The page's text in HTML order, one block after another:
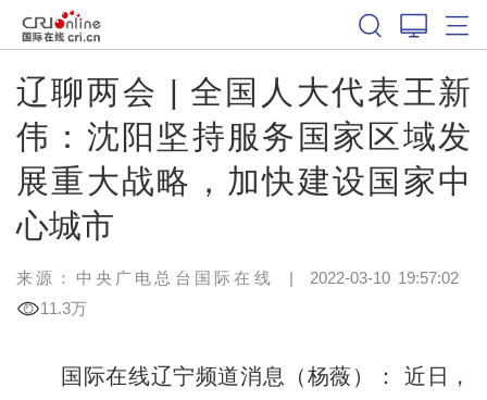
辽聊两会 | 全国人大代表王新
伟：沈阳坚持服务国家区域发
展重大战略，加快建设国家中
心城市
来源：中央广电总台国际在线 | 2022-03-10 19:57:02
11.3万
国际在线辽宁频道消息（杨薇）： 近日，